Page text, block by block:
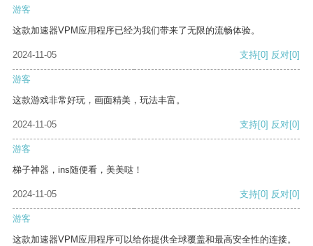
游客
这款加速器VPM应用程序已经为我们带来了无限的流畅体验。
2024-11-05 支持[0] 反对[0]
游客
这款游戏非常好玩，画面精美，玩法丰富。
2024-11-05 支持[0] 反对[0]
游客
梯子神器，ins随便看，美美哒！
2024-11-05 支持[0] 反对[0]
游客
这款加速器VPM应用程序可以给你提供全球覆盖和最高安全性的连接。